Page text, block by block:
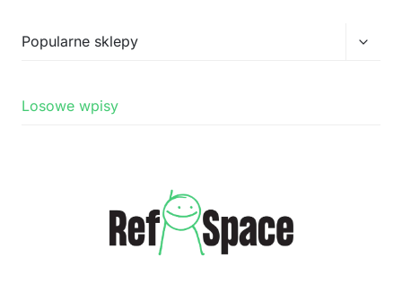
Popularne sklepy
Losowe wpisy